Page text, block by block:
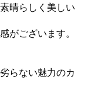
晴らしく美しい
がございます。
らない魅力のカ